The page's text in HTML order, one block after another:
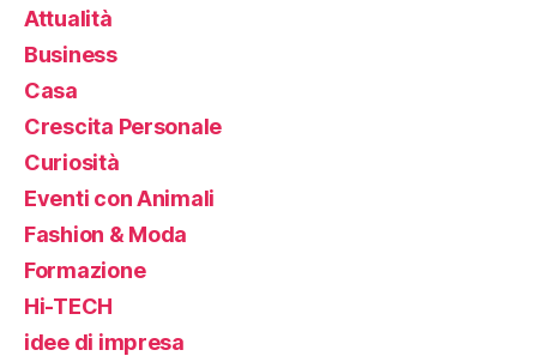
Attualità
Business
Casa
Crescita Personale
Curiosità
Eventi con Animali
Fashion & Moda
Formazione
Hi-TECH
idee di impresa